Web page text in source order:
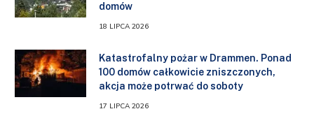
domów
18 LIPCA 2026
Katastrofalny pożar w Drammen. Ponad
100 domów całkowicie zniszczonych,
akcja może potrwać do soboty
17 LIPCA 2026